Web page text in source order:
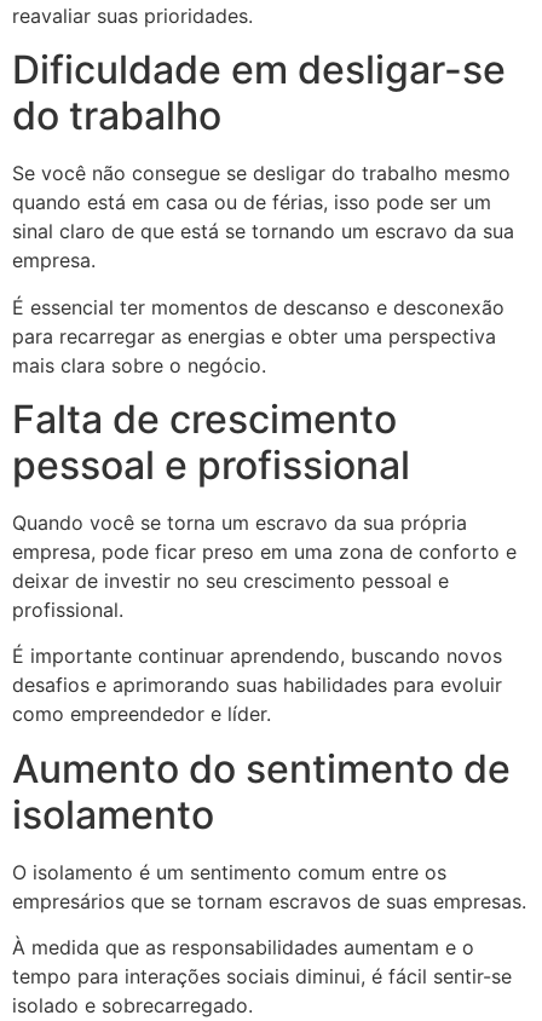
reavaliar suas prioridades.
Dificuldade em desligar-se
do trabalho
Se você não consegue se desligar do trabalho mesmo
quando está em casa ou de férias, isso pode ser um
sinal claro de que está se tornando um escravo da sua
empresa.
É essencial ter momentos de descanso e desconexão
para recarregar as energias e obter uma perspectiva
mais clara sobre o negócio.
Falta de crescimento
pessoal e profissional
Quando você se torna um escravo da sua própria
empresa, pode ficar preso em uma zona de conforto e
deixar de investir no seu crescimento pessoal e
profissional.
É importante continuar aprendendo, buscando novos
desafios e aprimorando suas habilidades para evoluir
como empreendedor e líder.
Aumento do sentimento de
isolamento
O isolamento é um sentimento comum entre os
empresários que se tornam escravos de suas empresas.
À medida que as responsabilidades aumentam e o
tempo para interações sociais diminui, é fácil sentir-se
isolado e sobrecarregado.